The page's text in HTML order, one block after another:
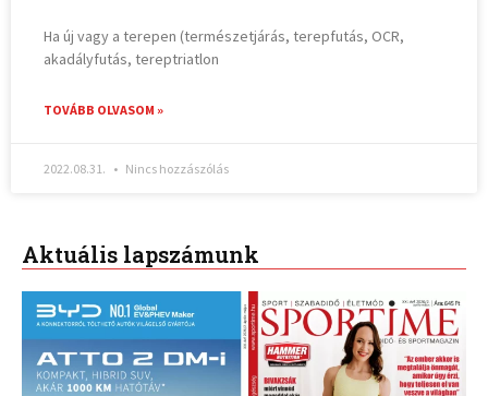
Ha új vagy a terepen (természetjárás, terepfutás, OCR,
akadályfutás, tereptriatlon
TOVÁBB OLVASOM »
2022.08.31. Nincs hozzászólás
Aktuális lapszámunk